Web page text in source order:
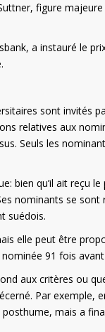
figure
a instauré le
sont invités
relatives aux
Seuls les
bien qu’il ait reçu
nominants se
suédois.
elle peut être
91 fois
aux critères ou
Par exemple,
mais a